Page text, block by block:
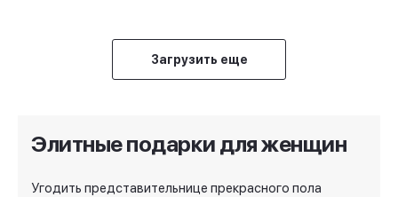
Загрузить еще
Элитные подарки для женщин
Угодить представительнице прекрасного пола